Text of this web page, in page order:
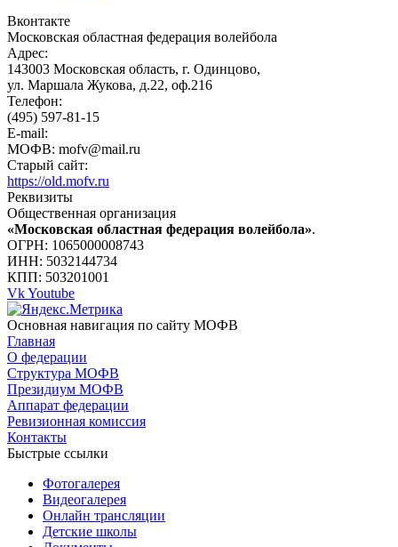
Вконтакте
Московская областная федерация волейбола
Адрес:
143003 Московская область, г. Одинцово,
ул. Маршала Жукова, д.22, оф.216
Телефон:
(495) 597-81-15
E-mail:
МОФВ: mofv@mail.ru
Старый сайт:
https://old.mofv.ru
Реквизиты
Общественная организация
«Московская областная федерация волейбола».
ОГРН: 1065000008743
ИНН: 5032144734
КПП: 503201001
VkYoutube
Основная навигация по сайту МОФВ
Главная
О федерации
Структура МОФВ
Президиум МОФВ
Аппарат федерации
Ревизионная комиссия
Контакты
Быстрые ссылки
Фотогалерея
Видеогалерея
Онлайн трансляции
Детские школы